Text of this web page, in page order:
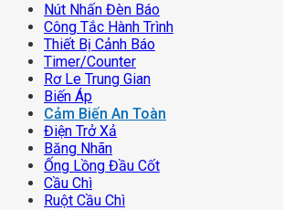
Nút Nhấn Đèn Báo
Công Tắc Hành Trình
Thiết Bị Cảnh Báo
Timer/counter
Rơ Le Trung Gian
Biến Áp
Cảm Biến An Toàn
Điện Trở Xả
Băng Nhãn
Ống Lồng Đầu Cốt
Cầu Chì
Ruột Cầu Chì